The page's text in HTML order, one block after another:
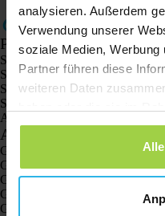
analysieren. Außerdem
Verwendung unserer
soziale Medien, Werbung
Partner führen diese
weiteren Daten
gesammelt haben.
Produkte
Spotter GPS-Tracker X10
Spotter Senior GPS-Uhr
Spotter GPS-Uhr Explorer
Spotter GPS-Uhr für Kinder
Animal Spotter
Anwendungen
GPS-Tracker
GPS-Tracker für Kinder
GPS-Uhren für Kinder
GPS-Tracker für Katzen
GPS-Tracker für Hunde